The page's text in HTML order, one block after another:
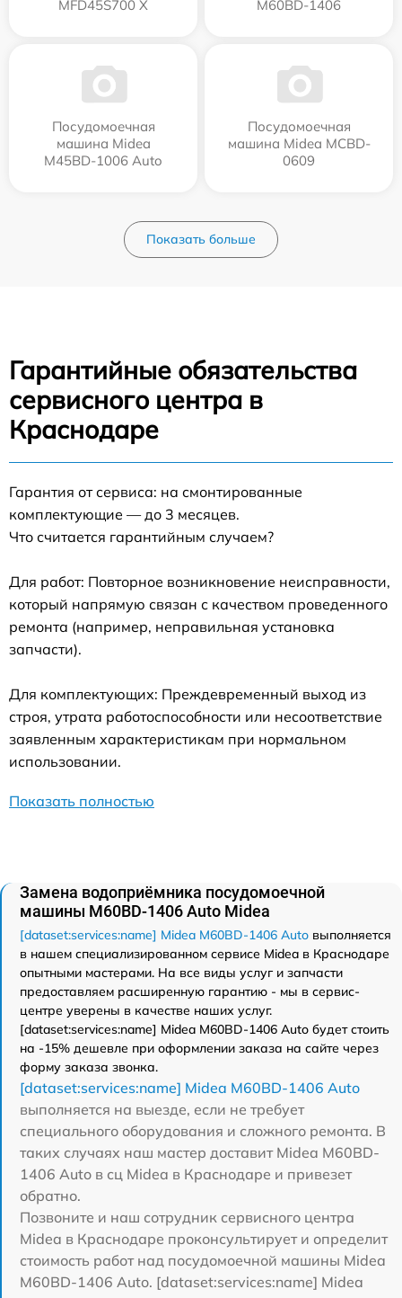
MFD45S700 X
M60BD-1406
Посудомоечная
машина Midea
M45BD-1006 Auto
Посудомоечная
машина Midea MCBD-
0609
Показать больше
Гарантийные обязательства
сервисного центра в
Краснодаре
Гарантия от сервиса: на смонтированные
комплектующие — до 3 месяцев.
Что считается гарантийным случаем?
Для работ: Повторное возникновение неисправности,
который напрямую связан с качеством проведенного
ремонта (например, неправильная установка
запчасти).
Для комплектующих: Преждевременный выход из
строя, утрата работоспособности или несоответствие
заявленным характеристикам при нормальном
использовании.
Показать полностью
Замена водоприёмника посудомоечной
машины M60BD-1406 Auto Midea
[dataset:services:name] Midea M60BD-1406 Auto выполняется
в нашем специализированном сервисе Midea в Краснодаре
опытными мастерами. На все виды услуг и запчасти
предоставляем расширенную гарантию - мы в сервис-
центре уверены в качестве наших услуг.
[dataset:services:name] Midea M60BD-1406 Auto будет стоить
на -15% дешевле при оформлении заказа на сайте через
форму заказа звонка.
[dataset:services:name] Midea M60BD-1406 Auto
выполняется на выезде, если не требует
специального оборудования и сложного ремонта. В
таких случаях наш мастер доставит Midea M60BD-
1406 Auto в сц Midea в Краснодаре и привезет
обратно.
Позвоните и наш сотрудник сервисного центра
Midea в Краснодаре проконсультирует и определит
стоимость работ над посудомоечной машины Midea
M60BD-1406 Auto. [dataset:services:name] Midea